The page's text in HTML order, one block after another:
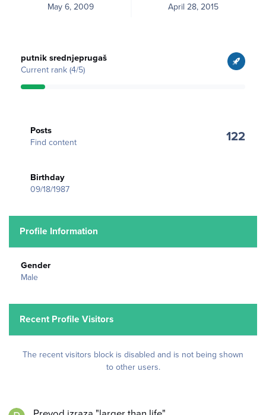
May 6, 2009
April 28, 2015
putnik srednjeprugaš
Current rank (4/5)
Posts
Find content
122
Birthday
09/18/1987
Profile Information
Gender
Male
Recent Profile Visitors
The recent visitors block is disabled and is not being shown
to other users.